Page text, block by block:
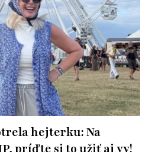
hejterku: Na
príďte si to užiť aj vy!